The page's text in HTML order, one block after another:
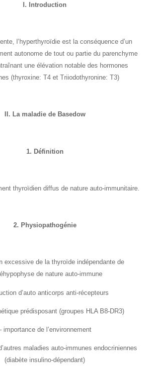
I. Introduction
l’hyperthyroïdie est la conséquence d’un
autonome de tout ou partie du parenchyme
une élévation notable des hormones
(thyroxine: T4 et Triiodothyronine: T3)
II. La maladie de Basedow
1. Définition
thyroïdien diffus de nature auto-immunitaire.
2. Physiopathogénie
excessive de la thyroïde indépendante de
de nature auto-immune
d’auto anticorps anti-récepteurs
prédisposant (groupes HLA B8-DR3)
importance de l’environnement
maladies auto-immunes endocriniennes
(diabète insulino-dépendant)